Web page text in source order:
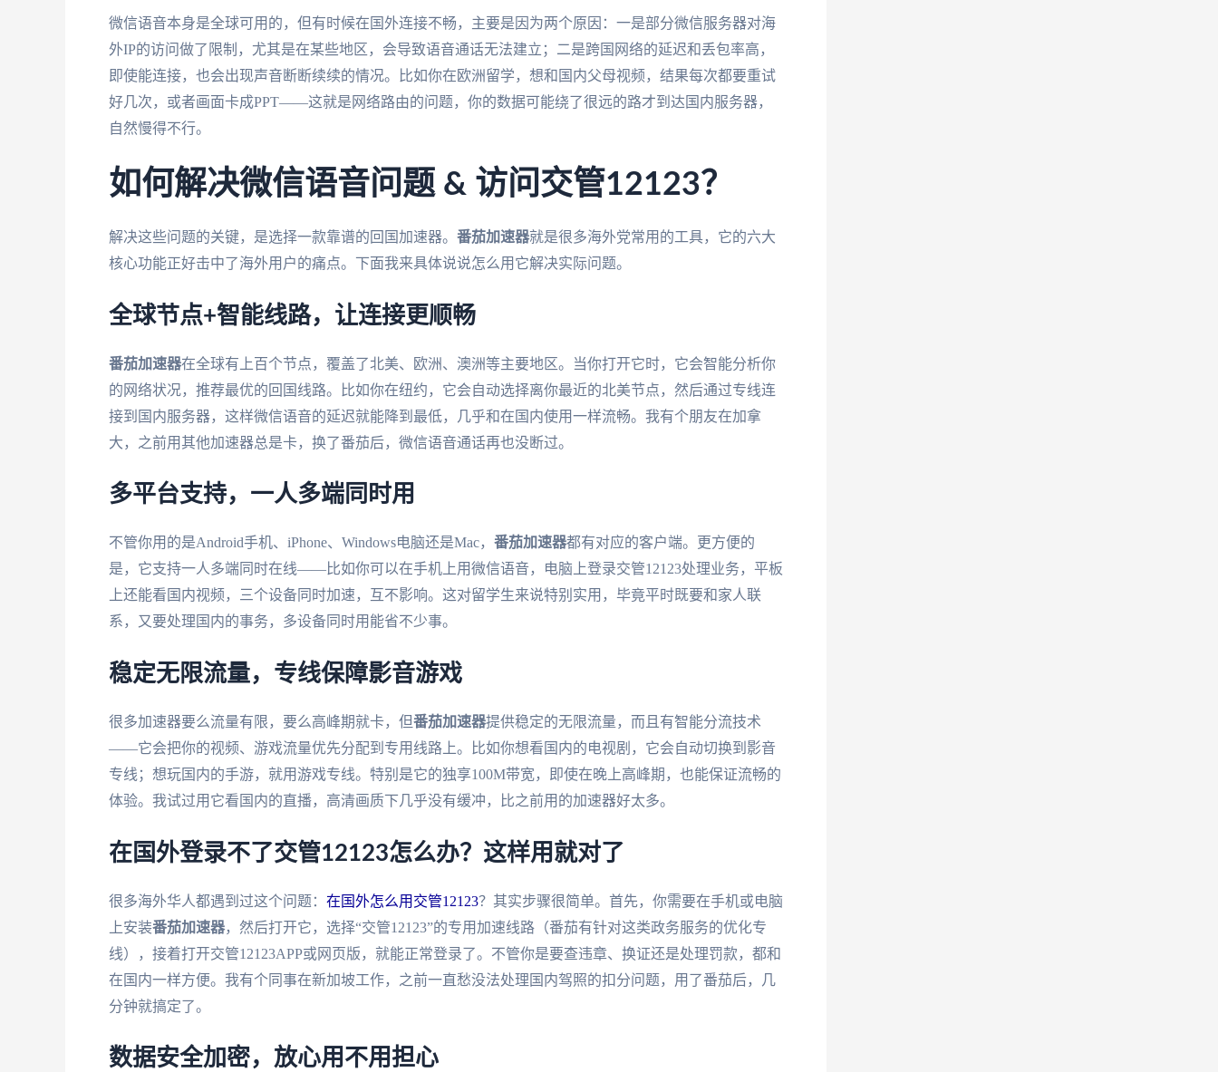
微信语音本身是全球可用的，但有时候在国外连接不畅，主要是因为两个原因：一是部分微信服务器对海
外IP的访问做了限制，尤其是在某些地区，会导致语音通话无法建立；二是跨国网络的延迟和丢包率高，
即使能连接，也会出现声音断断续续的情况。比如你在欧洲留学，想和国内父母视频，结果每次都要重试
好几次，或者画面卡成PPT——这就是网络路由的问题，你的数据可能绕了很远的路才到达国内服务器，
自然慢得不行。
如何解决微信语音问题 & 访问交管12123？
解决这些问题的关键，是选择一款靠谱的回国加速器。 番茄加速器就是很多海外党常用的工具，它的六大
核心功能正好击中了海外用户的痛点。下面我来具体说说怎么用它解决实际问题。
全球节点+智能线路，让连接更顺畅
番茄加速器在全球有上百个节点，覆盖了北美、欧洲、澳洲等主要地区。当你打开它时，它会智能分析你
的网络状况，推荐最优的回国线路。比如你在纽约，它会自动选择离你最近的北美节点，然后通过专线连
接到国内服务器，这样微信语音的延迟就能降到最低，几乎和在国内使用一样流畅。我有个朋友在加拿
大，之前用其他加速器总是卡，换了番茄后，微信语音通话再也没断过。
多平台支持，一人多端同时用
不管你用的是Android手机、iPhone、Windows电脑还是Mac， 番茄加速器都有对应的客户端。更方便的
是，它支持一人多端同时在线——比如你可以在手机上用微信语音，电脑上登录交管12123处理业务，平板
上还能看国内视频，三个设备同时加速，互不影响。这对留学生来说特别实用，毕竟平时既要和家人联
系，又要处理国内的事务，多设备同时用能省不少事。
稳定无限流量，专线保障影音游戏
很多加速器要么流量有限，要么高峰期就卡，但番茄加速器提供稳定的无限流量，而且有智能分流技术
——它会把你的视频、游戏流量优先分配到专用线路上。比如你想看国内的电视剧，它会自动切换到影音
专线；想玩国内的手游，就用游戏专线。特别是它的独享100M带宽，即使在晚上高峰期，也能保证流畅的
体验。我试过用它看国内的直播，高清画质下几乎没有缓冲，比之前用的加速器好太多。
在国外登录不了交管12123怎么办？这样用就对了
很多海外华人都遇到过这个问题： 在国外怎么用交管12123？其实步骤很简单。首先，你需要在手机或电脑
上安装番茄加速器，然后打开它，选择“交管12123”的专用加速线路（番茄有针对这类政务服务的优化专
线），接着打开交管12123APP或网页版，就能正常登录了。不管你是要查违章、换证还是处理罚款，都和
在国内一样方便。我有个同事在新加坡工作，之前一直愁没法处理国内驾照的扣分问题，用了番茄后，几
分钟就搞定了。
数据安全加密，放心用不用担心